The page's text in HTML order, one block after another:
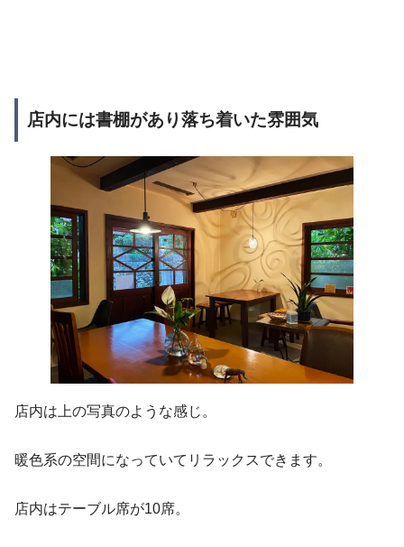
店内には書棚があり落ち着いた雰囲気
店内は上の写真のような感じ。
暖色系の空間になっていてリラックスできます。
店内はテーブル席が10席。